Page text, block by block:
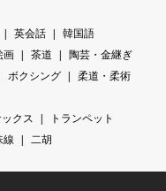
英会話
韓国語
画 茶道
陶芸・金継ぎ
ボクシング
柔道・柔術
クス
トランペット
線 二胡